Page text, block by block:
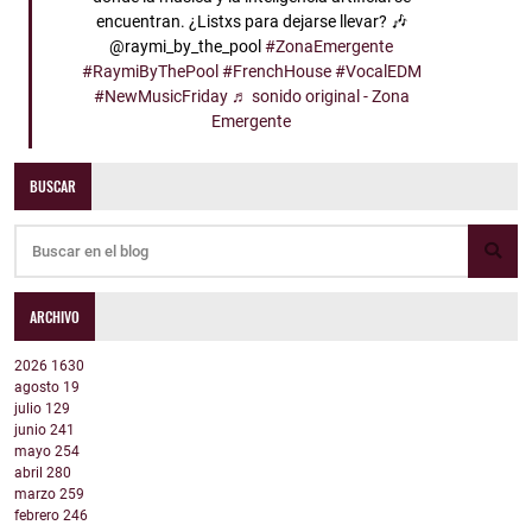
encuentran. ¿Listxs para dejarse llevar? 🎶
@raymi_by_the_pool #ZonaEmergente
#RaymiByThePool #FrenchHouse #VocalEDM
#NewMusicFriday ♬ sonido original - Zona
Emergente
BUSCAR
ARCHIVO
2026 1630
agosto 19
julio 129
junio 241
mayo 254
abril 280
marzo 259
febrero 246